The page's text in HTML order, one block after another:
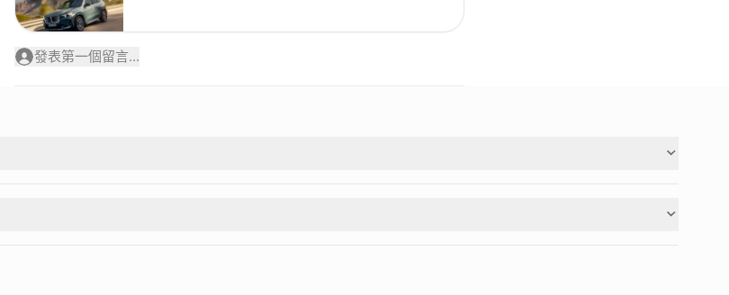
發表第一個留言...